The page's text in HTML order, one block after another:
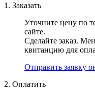
1. Заказать
Уточните цену по
сайте.
Сделайте заказ.
квитанцию для
Отправить заявку
2. Оплатить